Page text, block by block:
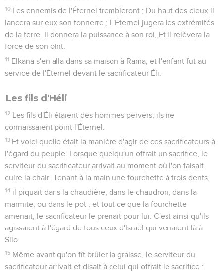
10 Les ennemis de l'Éternel trembleront ; Du haut des cieux il
lancera sur eux son tonnerre ; L'Éternel jugera les extrémités
de la terre. Il donnera la puissance à son roi, Et il relèvera la
force de son oint.
11 Elkana s'en alla dans sa maison à Rama, et l'enfant fut au
service de l'Éternel devant le sacrificateur Éli.
Les fils d'Héli
12 Les fils d'Éli étaient des hommes pervers, ils ne
connaissaient point l'Éternel.
13 Et voici quelle était la manière d'agir de ces sacrificateurs à
l'égard du peuple. Lorsque quelqu'un offrait un sacrifice, le
serviteur du sacrificateur arrivait au moment où l'on faisait
cuire la chair. Tenant à la main une fourchette à trois dents,
14 il piquait dans la chaudière, dans le chaudron, dans la
marmite, ou dans le pot ; et tout ce que la fourchette
amenait, le sacrificateur le prenait pour lui. C'est ainsi qu'ils
agissaient à l'égard de tous ceux d'Israël qui venaient là à
Silo.
15 Même avant qu'on fît brûler la graisse, le serviteur du
sacrificateur arrivait et disait à celui qui offrait le sacrifice :